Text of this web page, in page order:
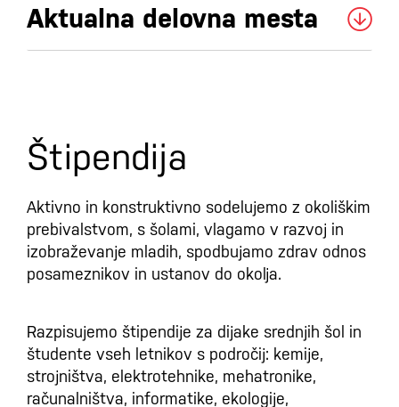
Aktualna delovna mesta
Štipendija
Aktivno in konstruktivno sodelujemo z okoliškim
prebivalstvom, s šolami, vlagamo v razvoj in
izobraževanje mladih, spodbujamo zdrav odnos
posameznikov in ustanov do okolja.
Razpisujemo štipendije za dijake srednjih šol in
študente vseh letnikov s področij: kemije,
strojništva, elektrotehnike, mehatronike,
računalništva, informatike, ekologije,